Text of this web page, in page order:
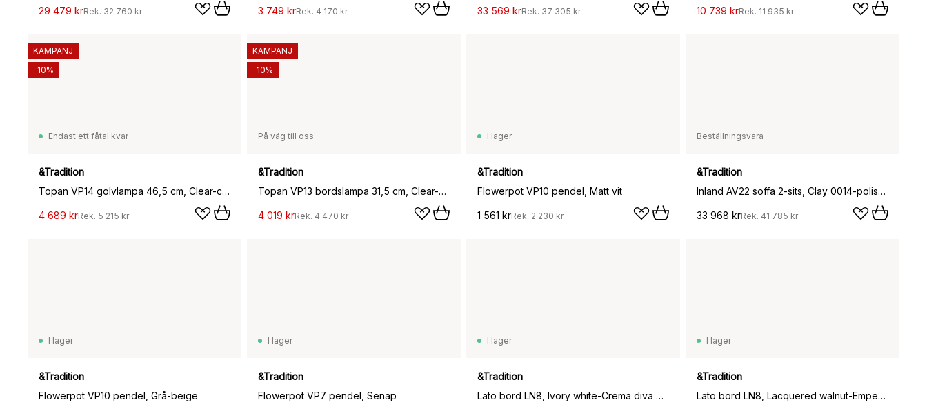
29 479 krRek. 32 760 kr 3 749 krRek. 4 170 kr 33 569 krRek. 37 305 kr 10 739 krRek. 11 935 kr
Endast ett fåtal kvar
&Tradition
Topan VP14 golvlampa 46,5 cm, Clear-chrome plated
4 689 krRek. 5 215 kr
KAMPANJ
-10%
På väg till oss
&Tradition
Topan VP13 bordslampa 31,5 cm, Clear-chrome plated
4 019 krRek. 4 470 kr
KAMPANJ
-10%
I lager
&Tradition
Flowerpot VP10 pendel, Matt vit
1 561 krRek. 2 230 kr
Beställningsvara
&Tradition
Inland AV22 soffa 2-sits, Clay 0014-polished aluminium
33 968 krRek. 41 785 kr
I lager
&Tradition
Flowerpot VP10 pendel, Grå-beige
I lager
&Tradition
Flowerpot VP7 pendel, Senap
I lager
&Tradition
Lato bord LN8, Ivory white-Crema diva marble
I lager
&Tradition
Lato bord LN8, Lacquered walnut-Emperador marble